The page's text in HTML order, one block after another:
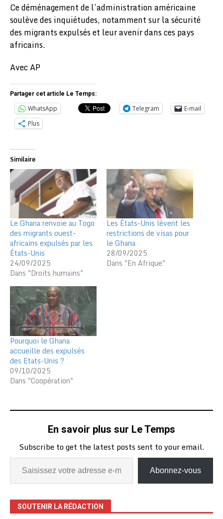
Ce déménagement de l’administration américaine
soulève des inquiétudes, notamment sur la sécurité
des migrants expulsés et leur avenir dans ces pays
africains.
Avec AP
Partager cet article Le Temps:
WhatsApp Telegram
E-mail
Plus
Similaire
Le Ghana renvoie au Togo
des migrants ouest-
africains expulsés par les
États-Unis
24/09/2025
Dans "Droits humains"
Les États-Unis lèvent les
restrictions de visas pour
le Ghana
28/09/2025
Dans "En Afrique"
Pourquoi le Ghana
accueille des expulsés
des Etats-Unis ?
09/10/2025
Dans "Coopération"
En savoir plus sur Le Temps
Subscribe to get the latest posts sent to your email.
Abonnez-vous
SOUTENIR LA RÉDACTION